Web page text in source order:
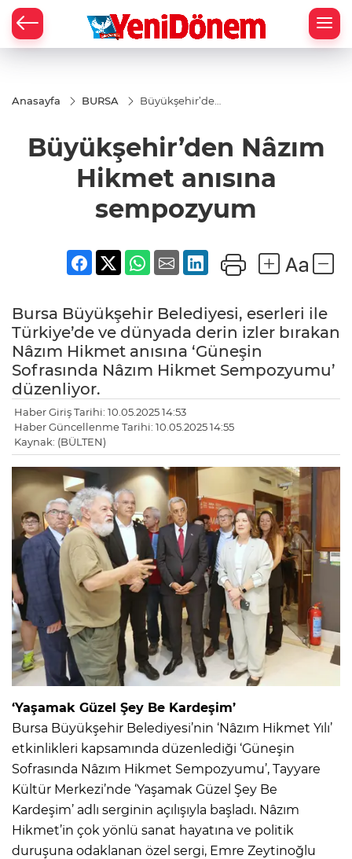
Anasayfa BURSA
Büyükşehir’den
sempozyum
Büyükşehir’den Nâzım
Hikmet anısına
sempozyum
Bursa Büyükşehir Belediyesi, eserleri ile
Türkiye’de ve dünyada derin izler bırakan
Nâzım Hikmet anısına ‘Güneşin
Sofrasında Nâzım Hikmet Sempozyumu’
düzenliyor.
Haber Giriş Tarihi: 10.05.2025 14:53
Haber Güncellenme Tarihi: 10.05.2025 14:55
Kaynak: (BÜLTEN)
‘Yaşamak Güzel Şey Be Kardeşim’
Bursa Büyükşehir Belediyesi’nin ‘Nâzım Hikmet Yılı’
etkinlikleri kapsamında düzenlediği ‘Güneşin
Sofrasında Nâzım Hikmet Sempozyumu’, Tayyare
Kültür Merkezi’nde ‘Yaşamak Güzel Şey Be
Kardeşim’ adlı serginin açılışıyla başladı. Nâzım
Hikmet’in çok yönlü sanat hayatına ve politik
duruşuna odaklanan özel sergi, Emre Zeytinoğlu